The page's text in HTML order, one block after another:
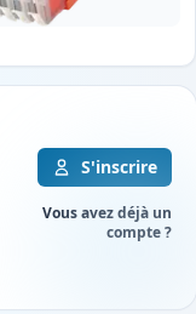
S'inscrire
Vous avez déjà un
compte ?